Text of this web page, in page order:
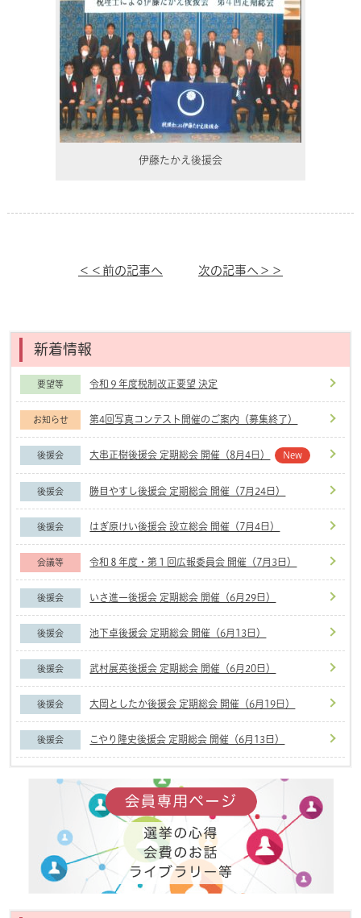
伊藤たかえ後援会
＜＜前の記事へ 次の記事へ＞＞
新着情報
要望等 令和９年度税制改正要望 決定
お知らせ 第4回写真コンテスト開催のご案内（募集終了）
後援会 大串正樹後援会 定期総会 開催（8月4日） New
後援会 勝目やすし後援会 定期総会 開催（7月24日）
後援会 はぎ原けい後援会 設立総会 開催（7月4日）
会議等 令和８年度・第１回広報委員会 開催（7月3日）
後援会 いさ進一後援会 定期総会 開催（6月29日）
後援会 池下卓後援会 定期総会 開催（6月13日）
後援会 武村展英後援会 定期総会 開催（6月20日）
後援会 大岡としたか後援会 定期総会 開催（6月19日）
後援会 こやり隆史後援会 定期総会 開催（6月13日）